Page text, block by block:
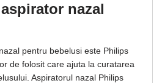
nazal
pentru bebelusi este Philips
de folosit care ajuta la curatarea
Aspiratorul nazal Philips